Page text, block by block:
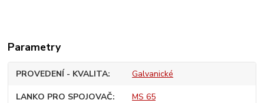
Parametry
PROVEDENÍ - KVALITA Galvanické
LANKO PRO SPOJOVAČ MS 65